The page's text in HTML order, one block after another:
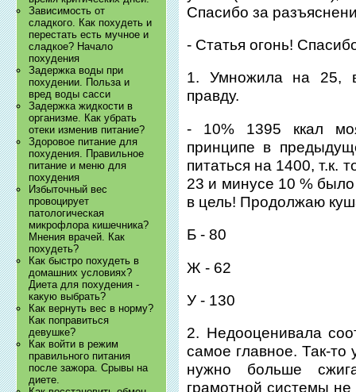
Зависимость от
сладкого. Как похудеть и
перестать есть мучное и
сладкое? Начало
похудения
Задержка воды при
похудении. Польза и
вред воды сасси
Задержка жидкости в
организме. Как убрать
отеки изменив питание?
Здоровое питание для
похудения. Правильное
питание и меню для
похудения
Избыточный вес
провоцирует
патологическая
микрофлора кишечника?
Мнения врачей. Как
похудеть?
Как быстро похудеть в
домашних условиях?
Диета для похудения -
какую выбрать?
Как вернуть вес в норму?
Как поправиться
девушке?
Как войти в режим
правильного питания
после зажора. Срывы на
диете.
Спасибо за
- Статья огонь!
1. Умножила на 25,
правду.
- 10% 1395 ккал
принципе в
питаться на 1400, т.к.
23 и минусе 10 %
в цель! Продолжаю
Б - 80
Ж - 62
У - 130
2. Недооценивала
самое главное. Так-
нужно больше
грамотной системы